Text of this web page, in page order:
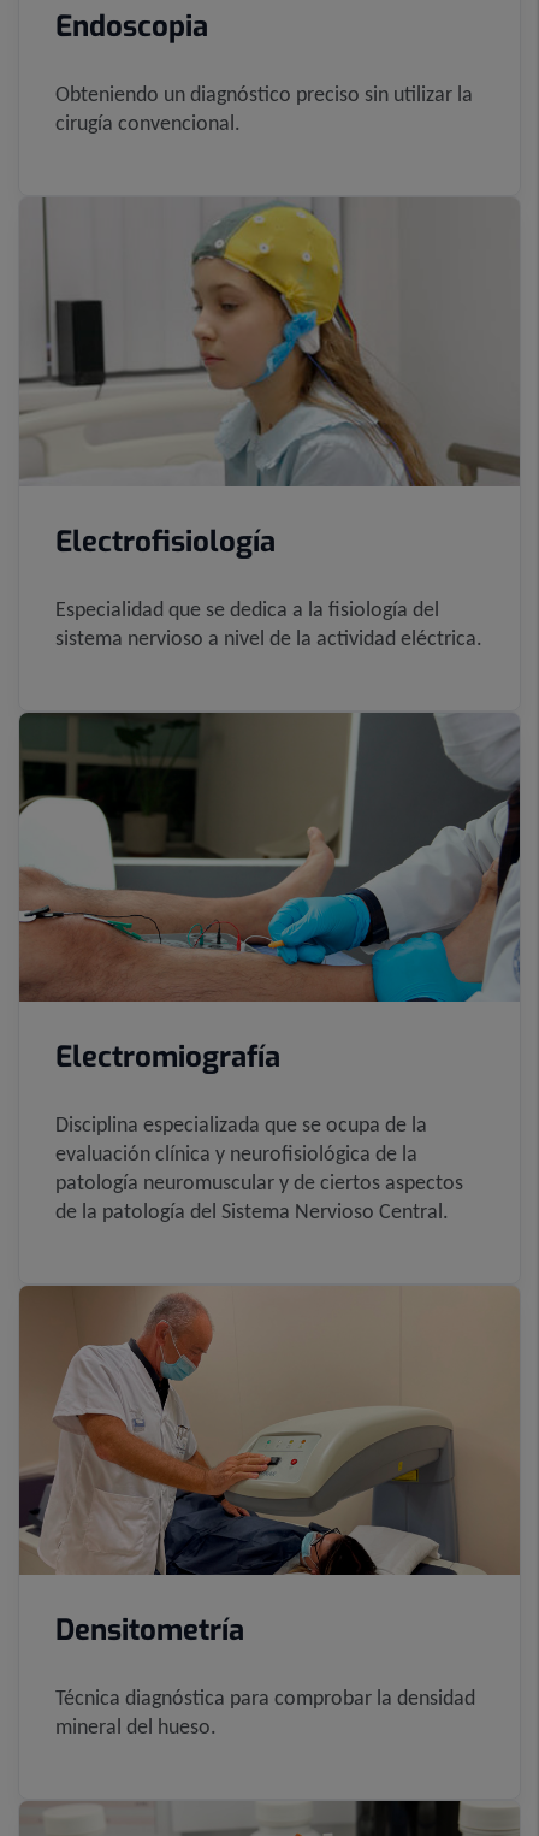
Endoscopia
Obteniendo un diagnóstico preciso sin utilizar la
cirugía convencional.
Electrofisiología
Especialidad que se dedica a la fisiología del
sistema nervioso a nivel de la actividad eléctrica.
Electromiografía
Disciplina especializada que se ocupa de la
evaluación clínica y neurofisiológica de la
patología neuromuscular y de ciertos aspectos
de la patología del Sistema Nervioso Central.
Densitometría
Técnica diagnóstica para comprobar la densidad
mineral del hueso.